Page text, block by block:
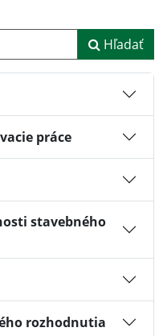
Hľadať
práce
stavebného
rozhodnutia